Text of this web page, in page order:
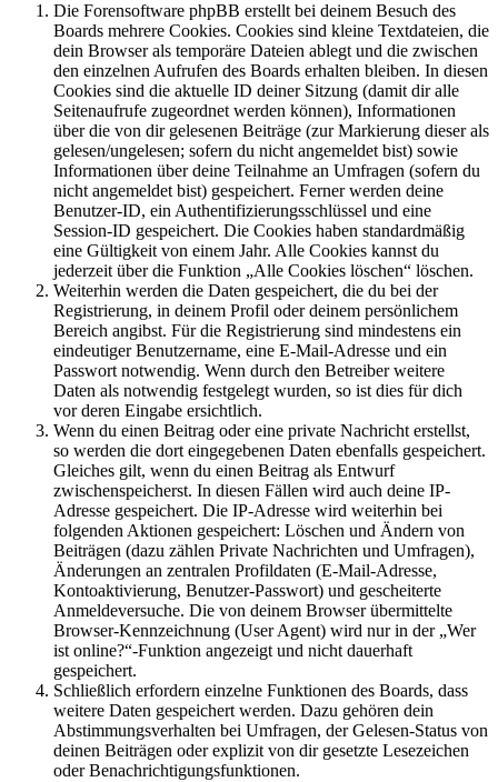
Die Forensoftware phpBB erstellt bei deinem Besuch des
Boards mehrere Cookies. Cookies sind kleine Textdateien, die
dein Browser als temporäre Dateien ablegt und die zwischen
den einzelnen Aufrufen des Boards erhalten bleiben. In diesen
Cookies sind die aktuelle ID deiner Sitzung (damit dir alle
Seitenaufrufe zugeordnet werden können), Informationen
über die von dir gelesenen Beiträge (zur Markierung dieser als
gelesen/ungelesen; sofern du nicht angemeldet bist) sowie
Informationen über deine Teilnahme an Umfragen (sofern du
nicht angemeldet bist) gespeichert. Ferner werden deine
Benutzer-ID, ein Authentifizierungsschlüssel und eine
Session-ID gespeichert. Die Cookies haben standardmäßig
eine Gültigkeit von einem Jahr. Alle Cookies kannst du
jederzeit über die Funktion „Alle Cookies löschen“ löschen.
Weiterhin werden die Daten gespeichert, die du bei der
Registrierung, in deinem Profil oder deinem persönlichem
Bereich angibst. Für die Registrierung sind mindestens ein
eindeutiger Benutzername, eine E-Mail-Adresse und ein
Passwort notwendig. Wenn durch den Betreiber weitere
Daten als notwendig festgelegt wurden, so ist dies für dich
vor deren Eingabe ersichtlich.
Wenn du einen Beitrag oder eine private Nachricht erstellst,
so werden die dort eingegebenen Daten ebenfalls gespeichert.
Gleiches gilt, wenn du einen Beitrag als Entwurf
zwischenspeicherst. In diesen Fällen wird auch deine IP-
Adresse gespeichert. Die IP-Adresse wird weiterhin bei
folgenden Aktionen gespeichert: Löschen und Ändern von
Beiträgen (dazu zählen Private Nachrichten und Umfragen),
Änderungen an zentralen Profildaten (E-Mail-Adresse,
Kontoaktivierung, Benutzer-Passwort) und gescheiterte
Anmeldeversuche. Die von deinem Browser übermittelte
Browser-Kennzeichnung (User Agent) wird nur in der „Wer
ist online?“-Funktion angezeigt und nicht dauerhaft
gespeichert.
Schließlich erfordern einzelne Funktionen des Boards, dass
weitere Daten gespeichert werden. Dazu gehören dein
Abstimmungsverhalten bei Umfragen, der Gelesen-Status von
deinen Beiträgen oder explizit von dir gesetzte Lesezeichen
oder Benachrichtigungsfunktionen.